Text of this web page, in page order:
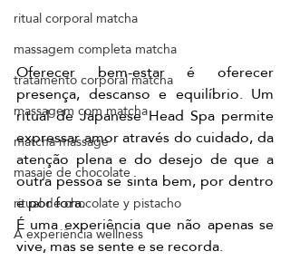
ritual corporal matcha
massagem completa matcha
tratamento corporal matcha
massagem com matcha
matcha massage
masaje de chocolate
ritual de chocolate y pistacho
A experiência wellness
Oferecer bem-estar é oferecer
presença, descanso e equilíbrio. Um
ritual de Japanese Head Spa permite
expressar amor através do cuidado, da
atenção plena e do desejo de que a
outra pessoa se sinta bem, por dentro
e por fora.
É uma experiência que não apenas se
vive, mas se sente e se recorda.